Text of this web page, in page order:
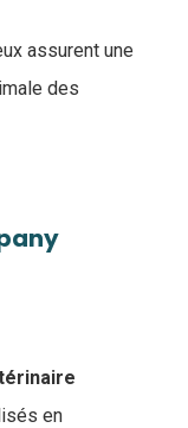
assurent une
des
en